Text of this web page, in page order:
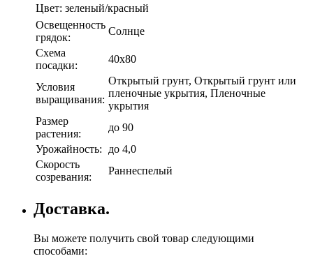
Цвет: зеленый/красный
Освещенность
грядок:
Солнце
Схема
посадки:
40х80
Условия
выращивания:
Открытый грунт, Открытый грунт или
пленочные укрытия, Пленочные
укрытия
Размер
растения:
до 90
Урожайность:
до 4,0
Скорость
созревания:
Раннеспелый
Доставка.
Вы можете получить свой товар следующими
способами: